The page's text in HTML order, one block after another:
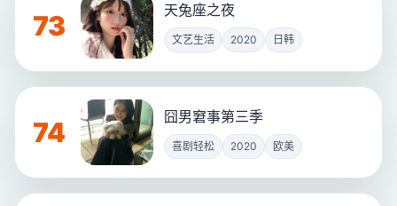
73 天兔座之夜
文艺生活 2020 日韩
74 囧男窘事第三季
喜剧轻松 2020 欧美